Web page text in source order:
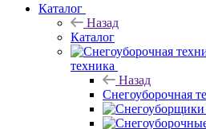
Каталог
Назад
Каталог
техника
Назад
Снегоуборочная